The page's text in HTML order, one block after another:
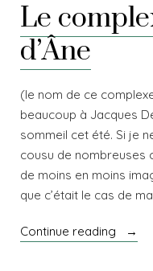
Le
d’Âne
(le nom de ce
beaucoup à Jacques
sommeil cet été. Si je
cousu de nombreuses
de moins en moins
que c’était le cas de
Continue reading
« Le